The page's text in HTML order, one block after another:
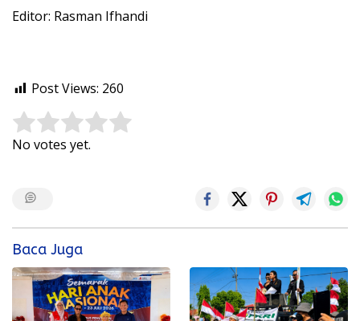
Editor: Rasman Ifhandi
Post Views: 260
Rate this item:
No votes yet.
Baca Juga